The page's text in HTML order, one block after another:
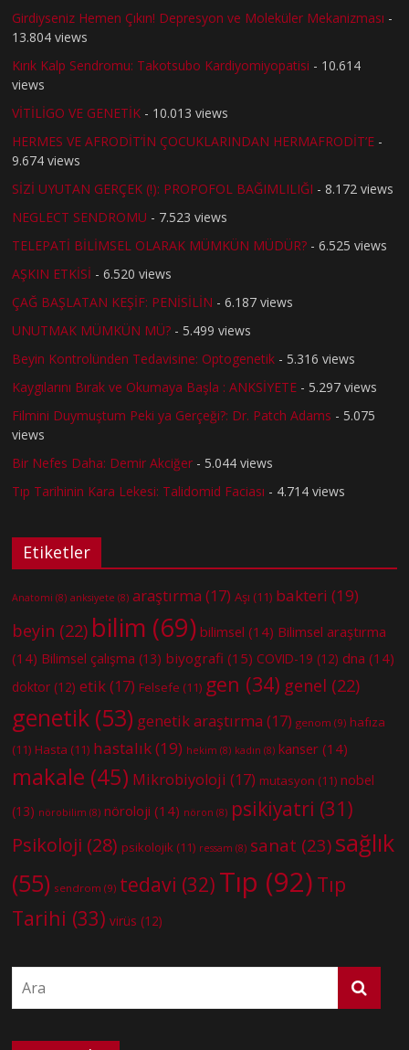
Girdiyseniz Hemen Çıkın! Depresyon ve Moleküler Mekanizması -
13.804 views
Kırık Kalp Sendromu: Takotsubo Kardiyomiyopatisi - 10.614
views
VİTİLİGO VE GENETİK - 10.013 views
HERMES VE AFRODİT’İN ÇOCUKLARINDAN HERMAFRODİT’E -
9.674 views
SİZİ UYUTAN GERÇEK (!): PROPOFOL BAĞIMLILIĞI - 8.172 views
NEGLECT SENDROMU - 7.523 views
TELEPATİ BİLİMSEL OLARAK MÜMKÜN MÜDÜR? - 6.525 views
AŞKIN ETKİSİ - 6.520 views
ÇAĞ BAŞLATAN KEŞİF: PENİSİLİN - 6.187 views
UNUTMAK MÜMKÜN MÜ? - 5.499 views
Beyin Kontrolünden Tedavisine: Optogenetik - 5.316 views
Kaygılarını Bırak ve Okumaya Başla : ANKSİYETE - 5.297 views
Filmini Duymuştum Peki ya Gerçeği?: Dr. Patch Adams - 5.075
views
Bir Nefes Daha: Demir Akciğer - 5.044 views
Tıp Tarihinin Kara Lekesi: Talidomid Faciası - 4.714 views
Etiketler
Anatomi (8) anksiyete (8) araştırma (17) Aşı (11) bakteri (19)
beyin (22) bilim (69) bilimsel (14) Bilimsel araştırma
(14) Bilimsel çalışma (13) biyografi (15) COVID-19 (12) dna (14)
doktor (12) etik(17) Felsefe (11) gen (34) genel (22)
genetik (53) genetik araştırma (17) genom (9) hafıza
(11) Hasta (11) hastalık(19) hekim (8) kadın (8) kanser (14)
makale (45) Mikrobiyoloji (17) mutasyon (11) nobel
(13) nörobilim (8) nöroloji (14) nöron (8) psikiyatri (31)
Psikoloji (28) psikolojik (11) ressam (8) sanat (23) sağlık
(55) sendrom (9) tedavi (32) Tıp (92) Tıp
Tarihi (33) virüs (12)